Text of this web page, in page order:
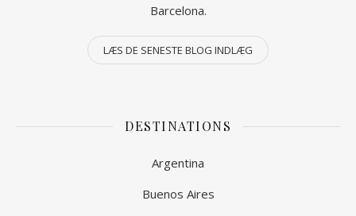
Barcelona.
LÆS DE SENESTE BLOG INDLÆG
DESTINATIONS
Argentina
Buenos Aires